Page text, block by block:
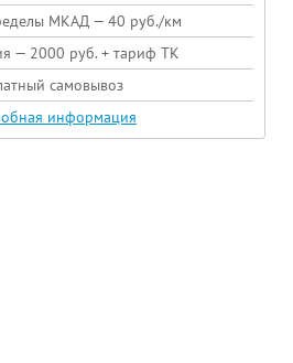
МКАД — 40 руб./км
— 2000 руб. + тариф ТК
самовывоз
информация